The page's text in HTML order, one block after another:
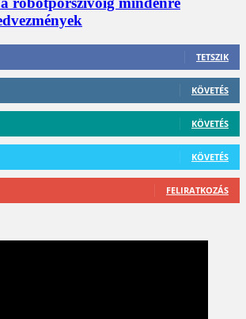
TETSZIK
KÖVETÉS
KÖVETÉS
KÖVETÉS
FELIRATKOZÁS